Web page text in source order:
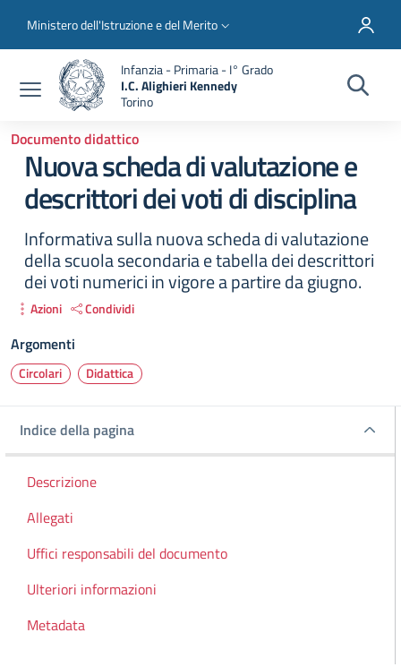
Slim top
Ministero dell'Istruzione e del Merito
Infanzia - Primaria - I° Grado
I.C. Alighieri Kennedy
Torino
Documento didattico
Nuova scheda di valutazione e
descrittori dei voti di disciplina
Informativa sulla nuova scheda di valutazione
della scuola secondaria e tabella dei descrittori
dei voti numerici in vigore a partire da giugno.
Azioni Condividi
Argomenti
Circolari Didattica
Indice della pagina
Indice della pagina
Descrizione
Allegati
Uffici responsabili del documento
Ulteriori informazioni
Metadata